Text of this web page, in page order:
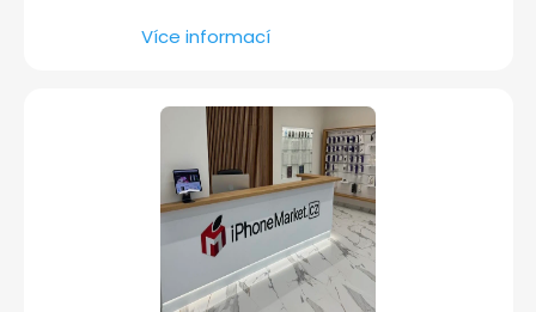
Více informací